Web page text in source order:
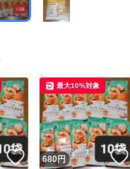
いいね！
680円
最大10%対象